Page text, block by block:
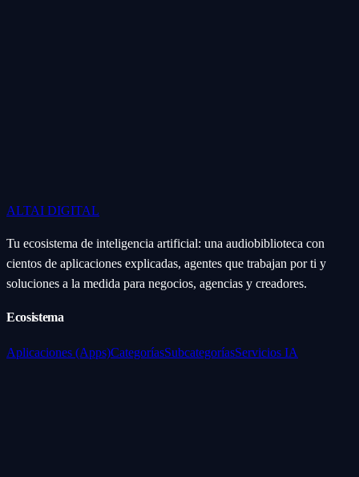
ALTAI DIGITAL
Tu ecosistema de inteligencia artificial: una audiobiblioteca con
cientos de aplicaciones explicadas, agentes que trabajan por ti y
soluciones a la medida para negocios, agencias y creadores.
Ecosistema
Aplicaciones (Apps)CategoríasSubcategoríasServicios IA